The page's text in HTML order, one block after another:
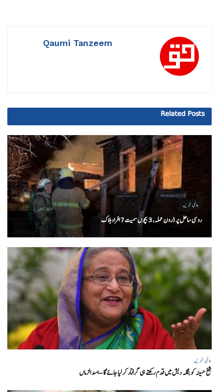
Qaumi Tanzeem
Related Posts
عالمی خبریں
روسی ساحل پر ڈرون حملہ، 3 بچوں سمیت 7 افراد ہلاک
عالمی خبریں
شیخ حسینہ کو بنگلہ دیش میں قدم رکھتے ہی گرفتار کر لیا جائے گا – اسد الزماں